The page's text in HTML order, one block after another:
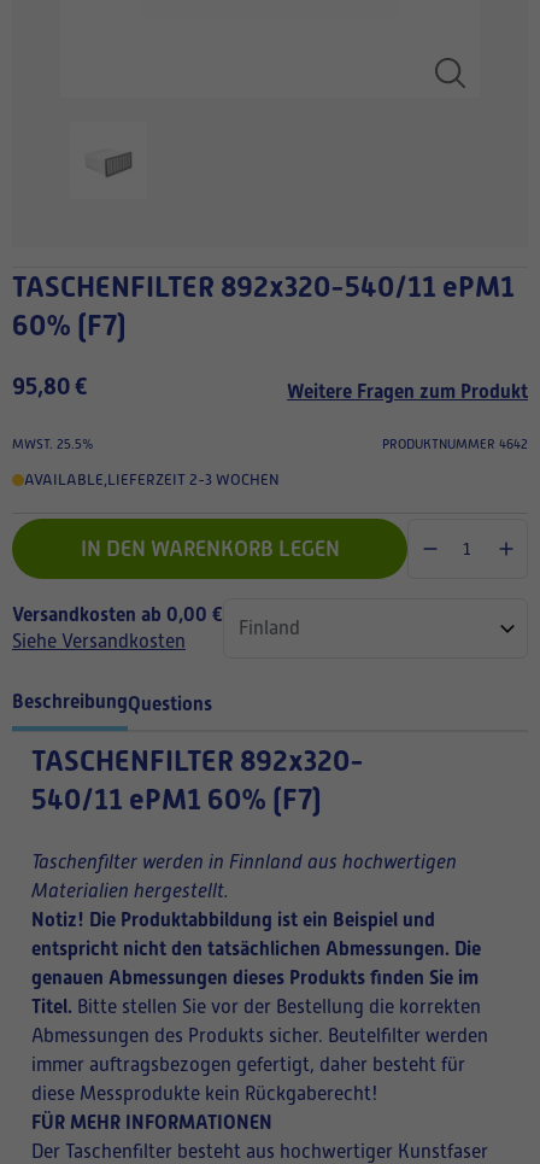
TASCHENFILTER 892x320-540/11 ePM1
60% (F7)
95,80 € Weitere Fragen zum Produkt
MWST. 25.5% PRODUKTNUMMER 4642
AVAILABLE,LIEFERZEIT 2-3 WOCHEN
IN DEN WARENKORB LEGEN
Versandkosten ab 0,00 €
Siehe Versandkosten
BeschreibungQuestions
TASCHENFILTER 892x320-
540/11 ePM1 60% (F7)
Taschenfilter werden in Finnland aus hochwertigen
Materialien hergestellt.
Notiz! Die Produktabbildung ist ein Beispiel und
entspricht nicht den tatsächlichen Abmessungen. Die
genauen Abmessungen dieses Produkts finden Sie im
Titel. Bitte stellen Sie vor der Bestellung die korrekten
Abmessungen des Produkts sicher. Beutelfilter werden
immer auftragsbezogen gefertigt, daher besteht für
diese Messprodukte kein Rückgaberecht!
FÜR MEHR INFORMATIONEN
Der Taschenfilter besteht aus hochwertiger Kunstfaser